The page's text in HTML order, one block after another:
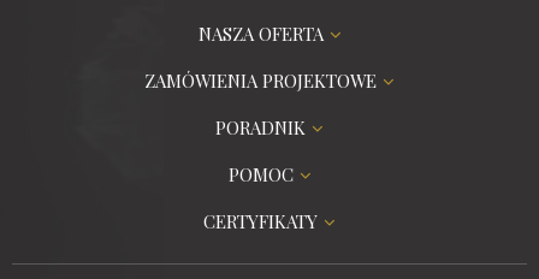
NASZA OFERTA
ZAMÓWIENIA PROJEKTOWE
PORADNIK
POMOC
CERTYFIKATY